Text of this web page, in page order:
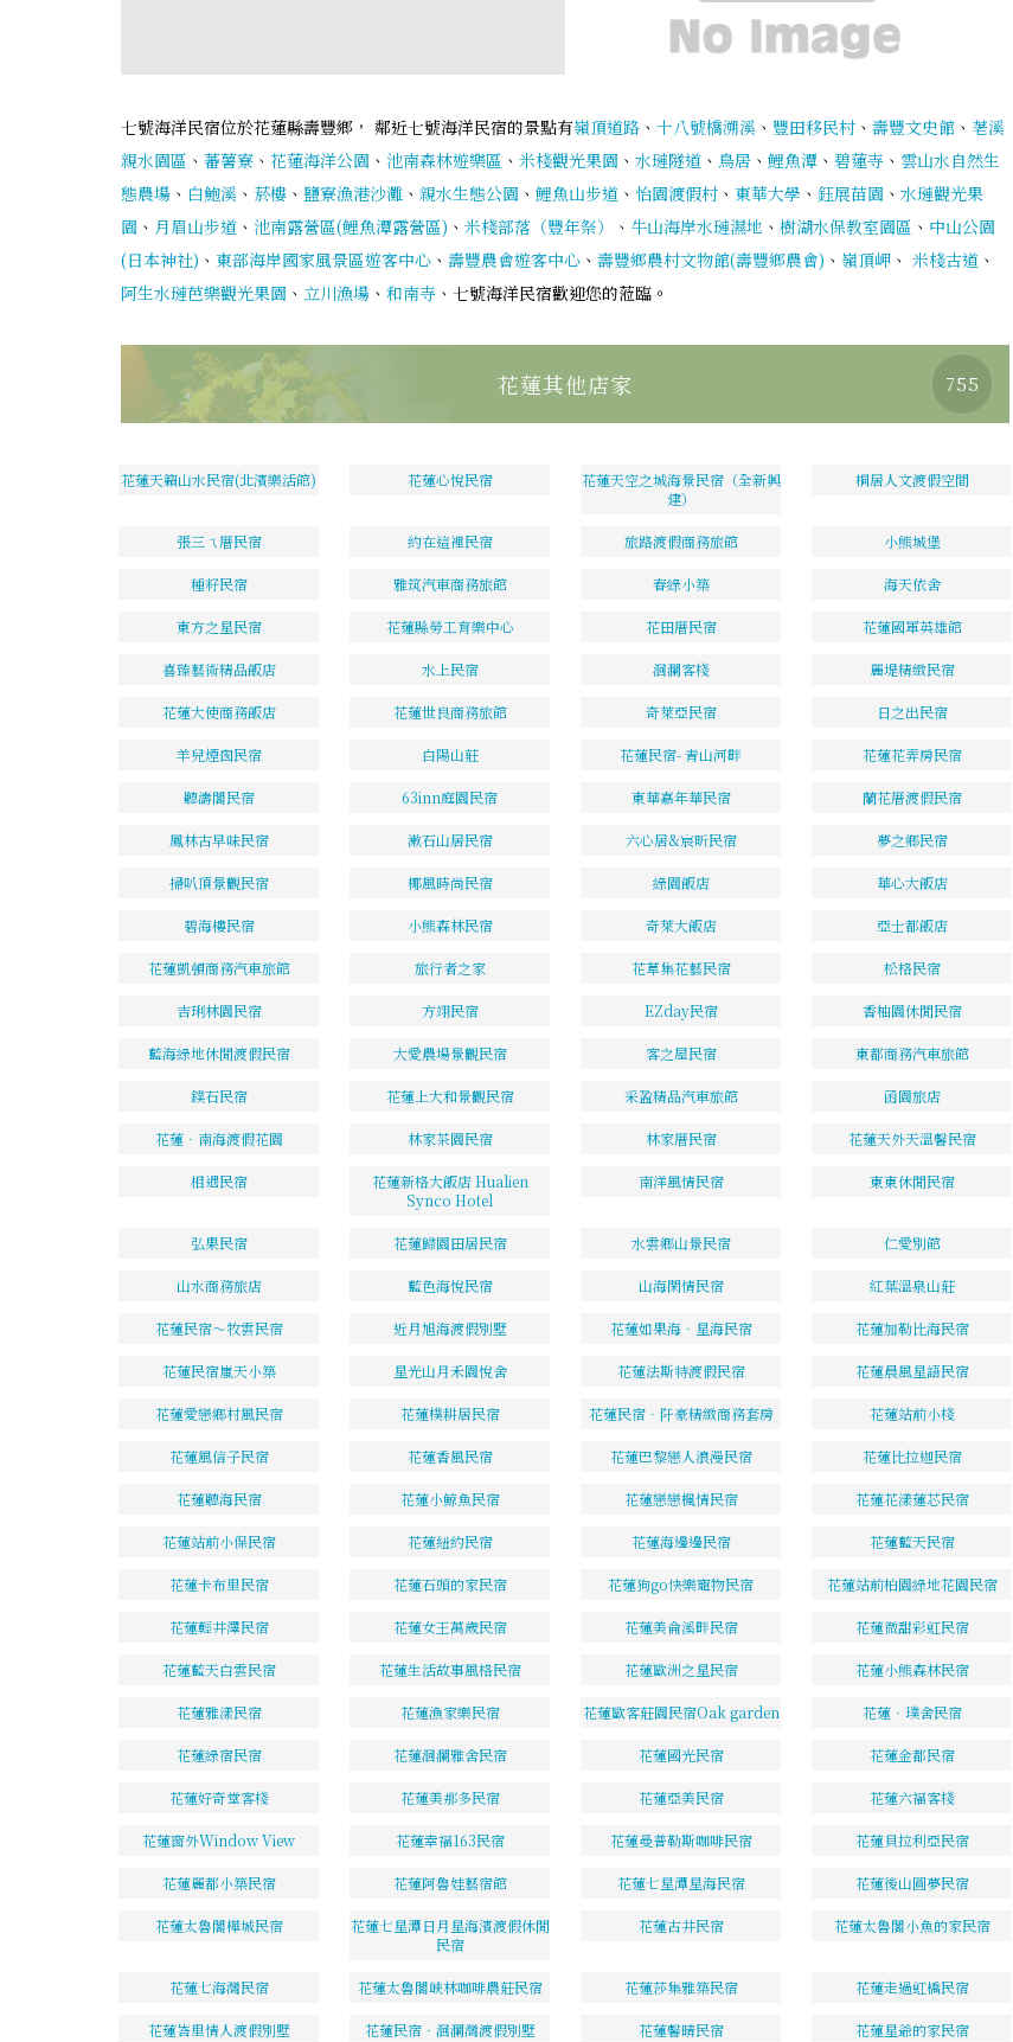
七號海洋民宿位於花蓮縣壽豐鄉， 鄰近七號海洋民宿的景點有嶺頂道路 、 十八號橋溯溪 、 豐田移民村 、 壽豐文史館 、 荖溪
親水園區 、 蕃薯寮 、 花蓮海洋公園 、 池南森林遊樂區 、 米棧觀光果園 、 水璉隧道 、 鳥居 、 鯉魚潭 、 碧蓮寺 、 雲山水自然生
態農場 、 白鮑溪 、 菸樓 、 鹽寮漁港沙灘 、 親水生態公園 、 鯉魚山步道 、 怡園渡假村 、 東華大學 、 鈺展苗園 、 水璉觀光果
園 、 月眉山步道 、 池南露營區(鯉魚潭露營區) 、 米棧部落（豐年祭） 、 牛山海岸水璉濕地 、 樹湖水保教室園區 、 中山公園
(日本神社) 、 東部海岸國家風景區遊客中心 、 壽豐農會遊客中心 、 壽豐鄉農村文物館(壽豐鄉農會) 、 嶺頂岬 、 米棧古道 、
阿生水璉芭樂觀光果園 、 立川漁場 、 和南寺 、七號海洋民宿歡迎您的蒞臨。
花蓮其他店家 755
花蓮天籟山水民宿(北濱樂活館) 花蓮心悅民宿
花蓮天空之城海景民宿（全新興
建）
桐居人文渡假空間
張三ㄟ厝民宿 約在這裡民宿 旅路渡假商務旅館 小熊城堡
種籽民宿 雅筑汽車商務旅館 春綠小築 海天依舍
東方之星民宿 花蓮縣勞工育樂中心 花田厝民宿 花蓮國軍英雄館
喜臻藝術精品飯店 水上民宿 洄瀾客棧 麗堤精緻民宿
花蓮大使商務飯店 花蓮世良商務旅館 奇萊亞民宿 日之出民宿
羊兒煙囪民宿 白陽山莊 花蓮民宿- 青山河畔 花蓮花弄房民宿
聽濤閣民宿 63inn庭園民宿 東華嘉年華民宿 蘭花厝渡假民宿
鳳林古早味民宿 漱石山居民宿 六心居&宸昕民宿 夢之鄉民宿
掃叭頂景觀民宿 椰風時尚民宿 綠園飯店 華心大飯店
碧海樓民宿 小熊森林民宿 奇萊大飯店 亞士都飯店
花蓮凱頓商務汽車旅館 旅行者之家 花草集花藝民宿 松格民宿
吉琍林園民宿 方翊民宿 EZday民宿 香柚園休閒民宿
藍海綠地休閒渡假民宿 大愛農場景觀民宿 客之屋民宿 東都商務汽車旅館
鏷石民宿 花蓮上大和景觀民宿 采盈精品汽車旅館 函園旅店
花蓮‧南海渡假花園 林家茶園民宿 林家厝民宿 花蓮天外天溫馨民宿
相遇民宿
花蓮新格大飯店 Hualien
Synco Hotel
南洋風情民宿 東東休閒民宿
弘果民宿 花蓮歸園田居民宿 水雲鄉山景民宿 仁愛別館
山水商務旅店 藍色海悅民宿 山海閑情民宿 紅葉溫泉山莊
花蓮民宿～牧雲民宿 近月旭海渡假別墅 花蓮如果海．星海民宿 花蓮加勒比海民宿
花蓮民宿嵐天小築 星光山月禾園悅舍 花蓮法斯特渡假民宿 花蓮晨風星語民宿
花蓮愛戀鄉村風民宿 花蓮樸耕居民宿 花蓮民宿．阡豪精緻商務套房 花蓮站前小棧
花蓮風信子民宿 花蓮香風民宿 花蓮巴黎戀人浪漫民宿 花蓮比拉迦民宿
花蓮聽海民宿 花蓮小鯨魚民宿 花蓮戀戀楓情民宿 花蓮花漾蓮芯民宿
花蓮站前小保民宿 花蓮紐約民宿 花蓮海邊邊民宿 花蓮藍天民宿
花蓮卡布里民宿 花蓮石頭的家民宿 花蓮狗go快樂寵物民宿 花蓮站前柏園綠地花園民宿
花蓮輕井澤民宿 花蓮女王萬歲民宿 花蓮美侖溪畔民宿 花蓮微甜彩虹民宿
花蓮藍天白雲民宿 花蓮生活故事風格民宿 花蓮歐洲之星民宿 花蓮小熊森林民宿
花蓮雅漾民宿 花蓮漁家樂民宿 花蓮歐客莊園民宿Oak garden 花蓮‧璞舍民宿
花蓮綠宿民宿 花蓮洄瀾雅舍民宿 花蓮國光民宿 花蓮金都民宿
花蓮好奇堂客棧 花蓮美那多民宿 花蓮亞美民宿 花蓮六福客棧
花蓮窗外Window View 花蓮幸福163民宿 花蓮曼普勒斯咖啡民宿 花蓮貝拉利亞民宿
花蓮麗都小築民宿 花蓮阿魯娃藝宿館 花蓮七星潭星海民宿 花蓮後山圓夢民宿
花蓮太魯閣樺城民宿
花蓮七星潭日月星海濱渡假休閒
民宿
花蓮古井民宿 花蓮太魯閣小魚的家民宿
花蓮七海灣民宿 花蓮太魯閣峽林咖啡農莊民宿 花蓮莎集雅築民宿 花蓮走過虹橋民宿
花蓮峇里情人渡假別墅 花蓮民宿‧洄瀾灣渡假別墅 花蓮馨晴民宿 花蓮星爺的家民宿